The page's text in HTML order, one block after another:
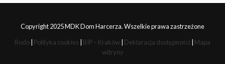
Copyright 2025 MDK Dom Harcerza. Wszelkie prawa zastrzeżone
Rodo Polityka cookies BIP – Kraków Deklaracja dostępności
Mapa
witryny